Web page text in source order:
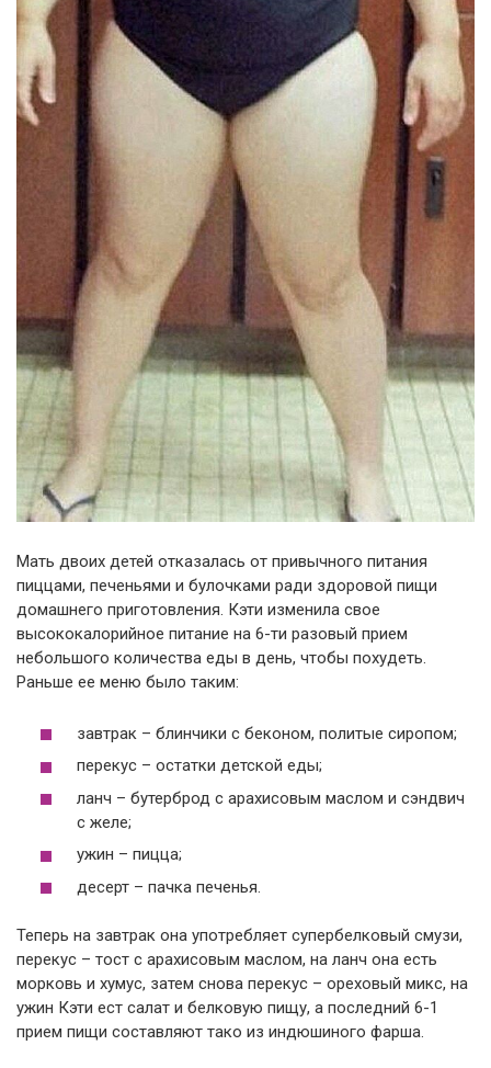
Мать двоих детей отказалась от привычного питания
пиццами, печеньями и булочками ради здоровой пищи
домашнего приготовления. Кэти изменила свое
высококалорийное питание на 6-ти разовый прием
небольшого количества еды в день, чтобы похудеть.
Раньше ее меню было таким:
завтрак – блинчики с беконом, политые сиропом;
перекус – остатки детской еды;
ланч – бутерброд с арахисовым маслом и сэндвич
с желе;
ужин – пицца;
десерт – пачка печенья.
Теперь на завтрак она употребляет супербелковый смузи,
перекус – тост с арахисовым маслом, на ланч она есть
морковь и хумус, затем снова перекус – ореховый микс, на
ужин Кэти ест салат и белковую пищу, а последний 6-1
прием пищи составляют тако из индюшиного фарша.